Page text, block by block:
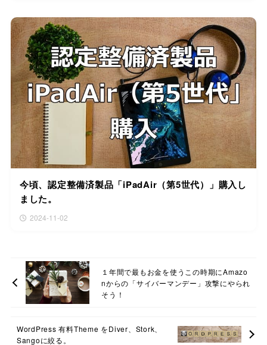
今頃、認定整備済製品「iPadAir（第5世代）」購入し
ました。
2024-11-02
１年間で最もお金を使うこの時期にAmazo
nからの「サイバーマンデー」攻撃にやられ
そう！
WordPress 有料Theme をDiver、Stork、
Sangoに絞る。